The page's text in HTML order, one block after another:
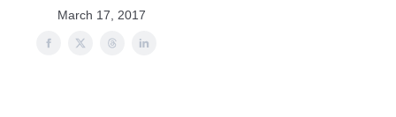
March 17, 2017